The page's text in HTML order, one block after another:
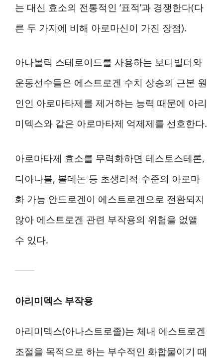
는 대신 효소의 전통적인 ‘표적’과 경쟁한다(다
른 두 가지에 비해 아로마신이 가진 장점).
아나볼릭 스테로이드를 사용하는 보디빌더와
운동선수들은 에스트로겐 수치 상승의 근본 원
인인 아로마타제를 제거하는 능력 때문에 아리
미덱스와 같은 아로마타제 억제제를 선호한다.
아로마타제 효소를 무력화하면 테스토스테론,
디아나볼, 볼데논 등 초생리적 수준의 아로마
화 가능 안드로겐이 에스트로겐으로 전환되지
않아 에스트로겐 관련 부작용의 위험을 없앨
수 있다.
아리미덱스 부작용
아리미덱스(아나스트로졸)는 체내 에스트로겐
조절을 목적으로 하는 부수적인 화합물이기 때